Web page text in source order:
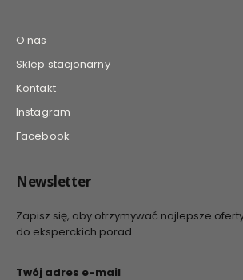
O nas
Sklep stacjonarny
Kontakt
Instagram
Facebook
Newsletter
Zapisz się, aby otrzymywać najlepsze
do eksperckich porad.
Twój adres e-mail